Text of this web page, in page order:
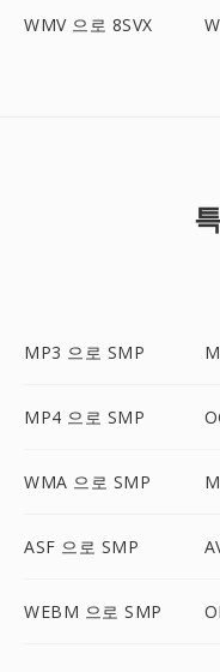
WMV 으로 8SVX
MP3 으로 SMP
MP4 으로 SMP
WMA 으로 SMP
ASF 으로 SMP
WEBM 으로 SMP